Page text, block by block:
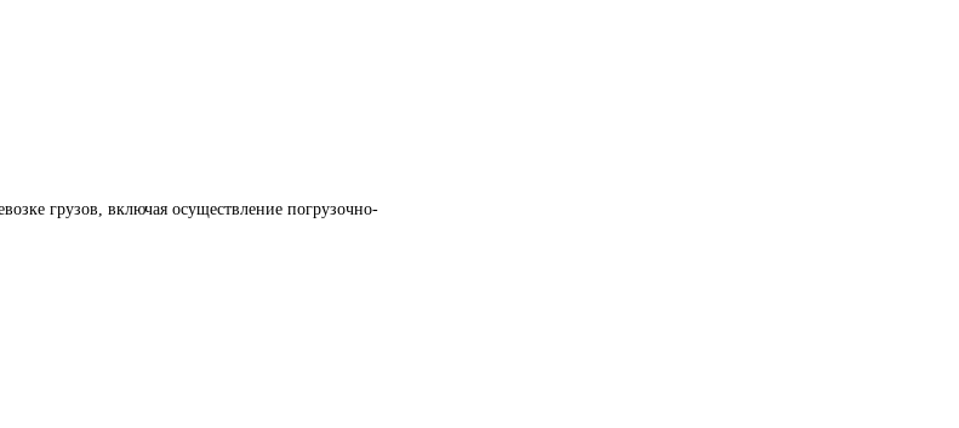
грузов, включая осуществление погрузочно-